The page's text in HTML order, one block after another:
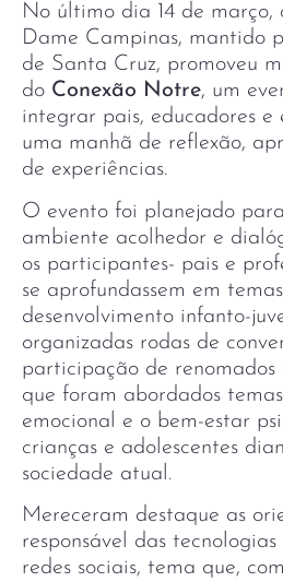
No último dia 14 de
Dame Campinas, mantido
de Santa Cruz, promoveu
do Conexão Notre, um
integrar pais, educadores e
uma manhã de reflexão,
de experiências.
O evento foi planejado
ambiente acolhedor e
os participantes- pais e
se aprofundassem em
desenvolvimento infanto-
organizadas rodas de
participação de renomados
que foram abordados
emocional e o bem-estar
crianças e adolescentes
sociedade atual.
Mereceram destaque as
responsável das
redes sociais, tema que,